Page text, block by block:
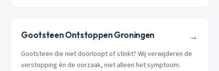
Gootsteen Ontstoppen Groningen →
Gootsteen die niet doorloopt of stinkt? Wij verwijderen de
verstopping én de oorzaak, niet alleen het symptoom.